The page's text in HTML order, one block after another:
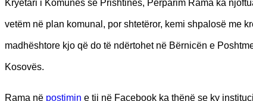
Kryetari i Komunës së Prishtinës, Përparim Rama ka
vetëm në plan komunal, por shtetëror, kemi shpalosë me
madhështore kjo që do të ndërtohet në Bërnicën e
Kosovës.
Rama në postimin e tij në Facebook ka thënë se ky